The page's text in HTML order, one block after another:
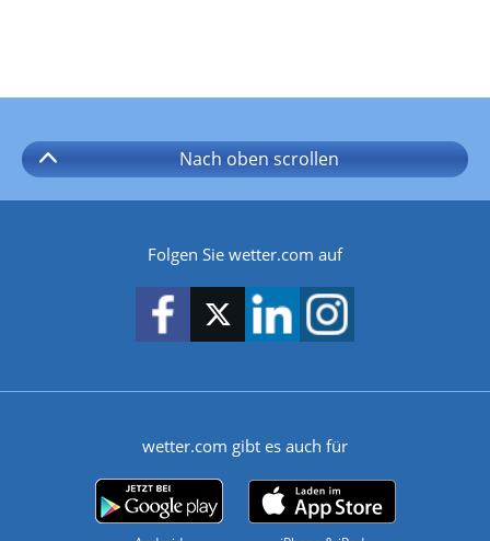
Nach oben scrollen
Folgen Sie wetter.com auf
wetter.com gibt es auch für